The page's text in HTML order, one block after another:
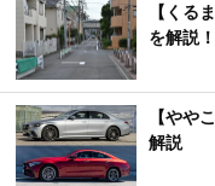
【くる
を解説！
【やや
解説